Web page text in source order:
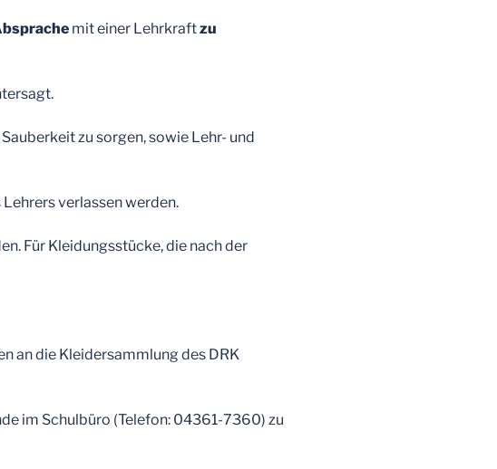
mit einer Lehrkraftzu
zu sorgen, sowie Lehr- und
verlassen werden.
Für Kleidungsstücke, die nach der
an die Kleidersammlung des DRK
im Schulbüro (Telefon: 04361-7360) zu